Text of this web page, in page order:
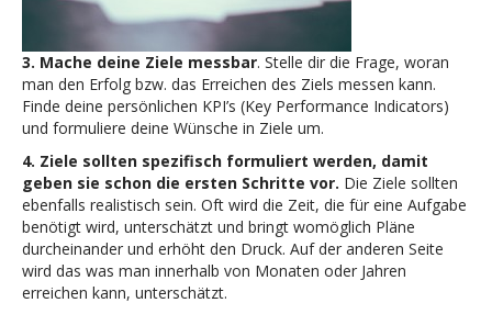
3. Mache deine Ziele messbar. Stelle dir die Frage, woran
man den Erfolg bzw. das Erreichen des Ziels messen kann.
Finde deine persönlichen KPI’s (Key Performance Indicators)
und formuliere deine Wünsche in Ziele um.
4. Ziele sollten spezifisch formuliert werden, damit
geben sie schon die ersten Schritte vor. Die Ziele sollten
ebenfalls realistisch sein. Oft wird die Zeit, die für eine Aufgabe
benötigt wird, unterschätzt und bringt womöglich Pläne
durcheinander und erhöht den Druck. Auf der anderen Seite
wird das was man innerhalb von Monaten oder Jahren
erreichen kann, unterschätzt.